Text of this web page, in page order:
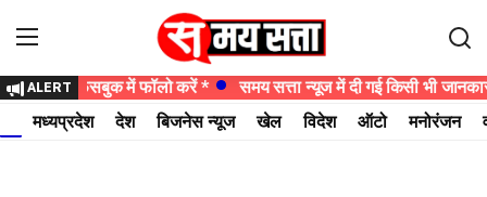
Login Register
ALERT
न्यूज को फेसबुक में फॉलो करें * समय सत्ता न्यूज में दी गई किसी भी
मध्यप्रदेश देश बिजनेस न्यूज खेल विदेश ऑटो मनोरंजन